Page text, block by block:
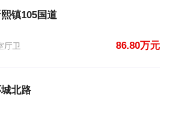
镇105国道
厅卫 86.80万元
北路